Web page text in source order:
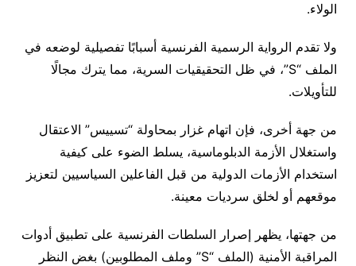
الولاء.
ولا تقدم الرواية الرسمية الفرنسية أسبابًا تفصيلية لوضعه في
الملف “S”، في ظل التحقيقيات السرية، مما يترك مجالًا
للتأويلات.
من جهة أخرى، فإن اتهام غزار بمحاولة “تسييس” الاعتقال
واستغلال الأزمة الدبلوماسية، يسلط الضوء على كيفية
استخدام الأزمات الدولية من قبل الفاعلين السياسيين لتعزيز
موقعهم أو لخلق سرديات معينة.
من جهتها، يظهر إصرار السلطات الفرنسية على تطبيق أدوات
المراقبة الأمنية (الملف “S” وملف المطلوبين) بغض النظر